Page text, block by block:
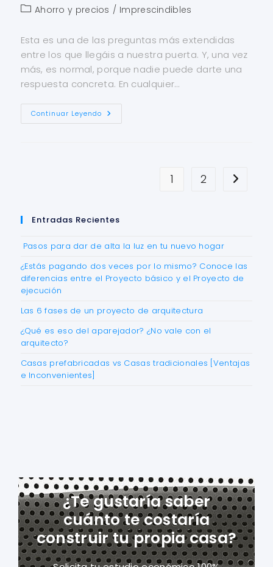
Ahorro y precios / Imprescindibles
Esta es una de las preguntas más extendidas
entre los que llegáis a nuestra puerta. Y, una vez
más, es normal, porque nadie puede darte una
respuesta concreta. En cualquier…
Continuar Leyendo
1 2
Entradas Recientes
Pasos para dar de alta la luz en tu nuevo hogar
¿Estás pagando dos veces por lo mismo? Conoce las
diferencias entre el Proyecto básico y el Proyecto de
ejecución
Las 6 fases de un proyecto de arquitectura
¿Qué es eso del aparejador? ¿No vale con el
arquitecto?
Casas prefabricadas vs Casas tradicionales [Ventajas
e Inconvenientes]
¿Te gustaría saber
cuánto te costaría
construir tu propia casa?